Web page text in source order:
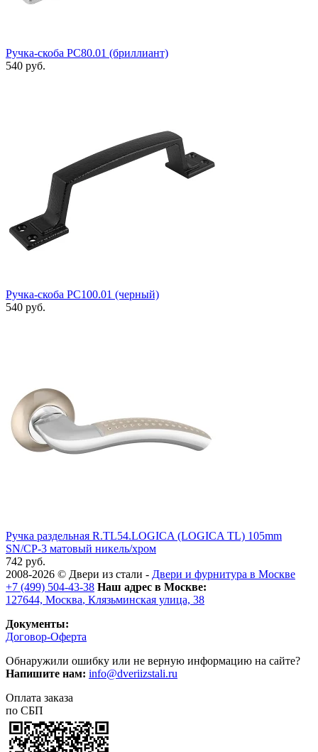
Ручка-скоба РС80.01 (бриллиант)
540 руб.
Ручка-скоба РС100.01 (черный)
540 руб.
Ручка раздельная R.TL54.LOGICA (LOGICA TL) 105mm
SN/CP-3 матовый никель/хром
742 руб.
2008-2026 © Двери из стали - Двери и фурнитура в Москве
+7 (499) 504-43-38 Наш адрес в Москве:
127644, Москва, Клязьминская улица, 38
Документы:
Договор-Оферта
Обнаружили ошибку или не верную информацию на сайте?
Напишите нам: info@dveriizstali.ru
Оплата заказа
по СБП